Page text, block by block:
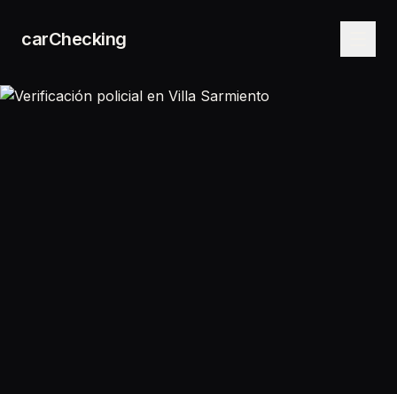
carChecking